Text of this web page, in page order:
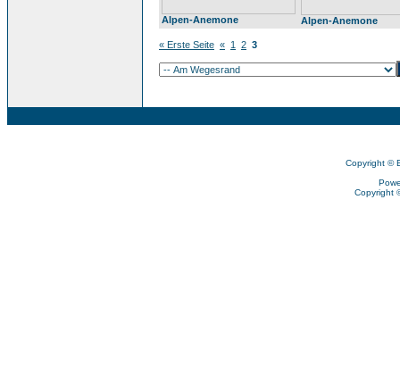
Alpen-Anemone Alpen-Anemone
« Erste Seite « 1 2 3
Copyright ©
Copyright